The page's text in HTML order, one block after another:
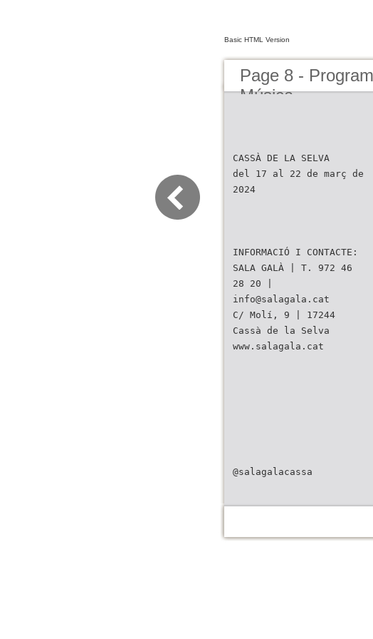
Basic HTML Version
Page 8 -
Música
CASSÀ DE LA SELVA
del 17 al 22 de març de
2024
INFORMACIÓ I CONTACTE:
SALA GALÀ | T. 972 46
28 20 |
info@salagala.cat
C/ Molí, 9 | 17244
Cassà de la Selva
www.salagala.cat
@salagalacassa